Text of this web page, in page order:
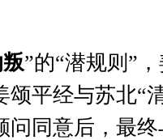
”的“潜规则 ”
颂平经与苏北“
问同意后，最